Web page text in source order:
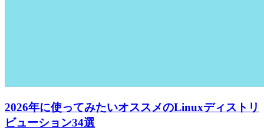
2026年に使ってみたいオススメのLinuxディストリ
ビューション34選